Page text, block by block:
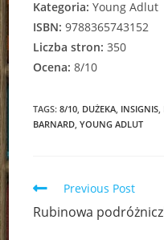
Kategoria: Young Adlut
ISBN: 9788365743152
Liczba stron: 350
Ocena: 8/10
TAGS:8/10, DUŻEKA, INSIGNIS,
BARNARD, YOUNG ADLUT
Read
more
articles
Previous Post
Rubinowa